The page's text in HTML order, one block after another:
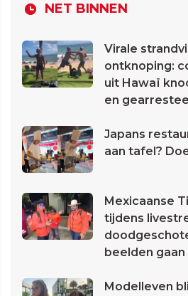
NET BINNEN
Virale
ontknoping:
uit Hawaï
en
Japans
aan tafel?
Mexicaanse
tijdens
beelden
Modelleven